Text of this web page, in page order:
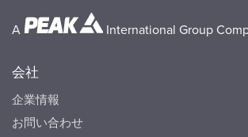
A International Group
会社
企業情報
お問い合わせ